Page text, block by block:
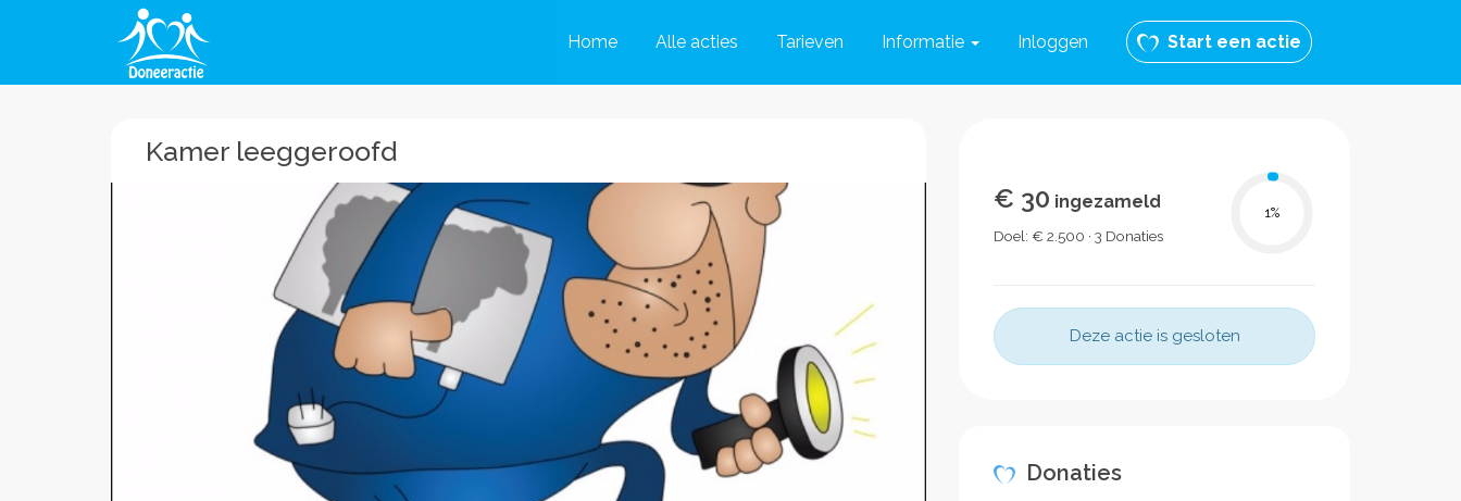
Home Alle acties Tarieven Informatie Inloggen Start een actie
Kamer leeggeroofd
€ 30 ingezameld
Doel: € 2.500 · 3 Donaties
1%
Deze actie is gesloten
Donaties